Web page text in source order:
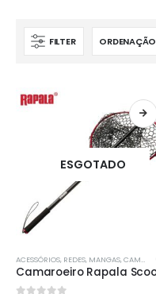
FILTER
ESGOTADO
ACESSÓRIOS, REDES, MANGAS, CAMAROEIROS & COVOS